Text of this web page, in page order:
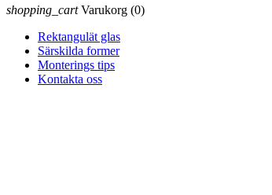
shopping_cart Varukorg (0)
Rektangulät glas
Särskilda former
Monterings tips
Kontakta oss